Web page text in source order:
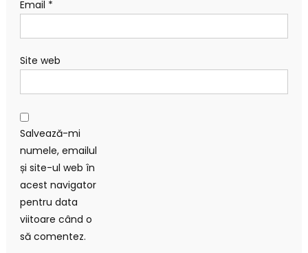
Email *
Site web
Salvează-mi
numele, emailul
și site-ul web în
acest navigator
pentru data
viitoare când o
să comentez.